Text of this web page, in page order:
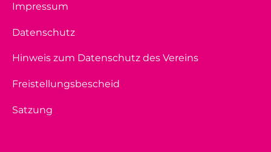
Impressum
Datenschutz
Hinweis zum Datenschutz des Vereins
Freistellungsbescheid
Satzung